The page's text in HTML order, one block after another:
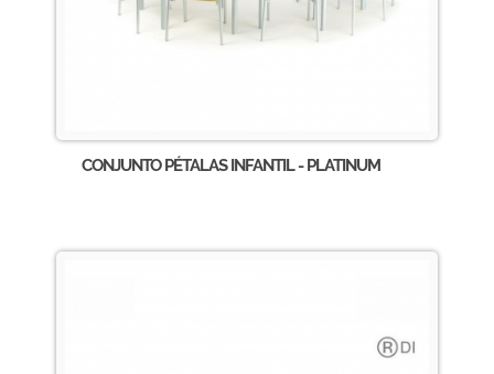
CONJUNTO PÉTALAS INFANTIL - PLATINUM